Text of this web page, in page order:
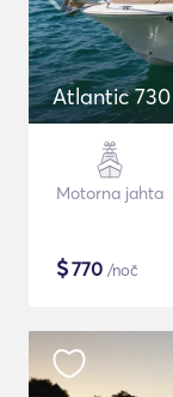
Atlantic 730
Motorna jahta
$770 /noč